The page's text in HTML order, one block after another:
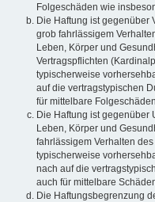
Folgeschäden wie
Die Haftung ist gegenüber
grob fahrlässigem
Leben, Körper und
Vertragspflichten
typischerweise
auf die vertragstypischen
für mittelbare
Die Haftung ist gegenüber
Leben, Körper und
fahrlässigem Verhalten
typischerweise
nach auf die
auch für mittelbare
Die Haftungsbegrenzung